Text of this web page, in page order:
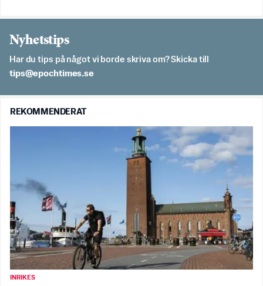
Nyhetstips
Har du tips på något vi borde skriva om? Skicka till
es.semithcope@spit
REKOMMENDERAT
INRIKES